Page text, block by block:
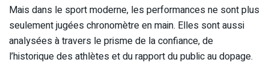
Mais dans le sport moderne, les performances ne sont plus
seulement jugées chronomètre en main. Elles sont aussi
analysées à travers le prisme de la confiance, de
l’historique des athlètes et du rapport du public au dopage.